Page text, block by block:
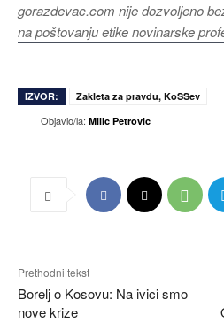
gorazdevac.com nije dozvoljeno
na poštovanju etike novinarske
IZVOR: Zakleta za pravdu, KoSSev
Objavio/la: Milic Petrovic
Prethodni tekst
Borelj o Kosovu: Na ivici smo
nove krize